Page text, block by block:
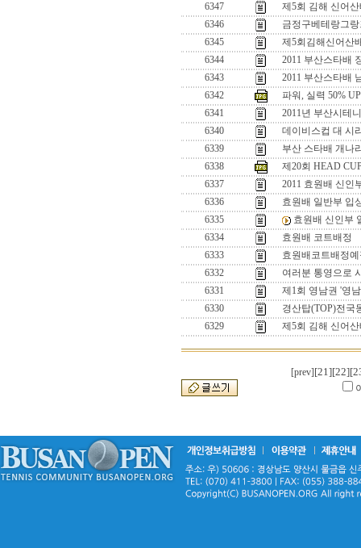
6347
제5회 김해 신어
6346
금정구베테랑그
6345
제5회김해신어산
6344
2011 부산스타배
6343
2011 부산스타배
6342
파워, 실력 50%
6341
2011년 부산시테
6340
데이비스컵 대 시
6339
부산 스타배 개나
6338
제20회 HEAD
6337
2011 효원배 신인
6336
효원배 일반부 입
6335
효원배 신인부
6334
효원배 코트배정
6333
효원배코트배정
6332
여러분 통영으로
6331
제1회 영남권 '영
6330
경산탑(TOP)전국
6329
제5회 김해 신어
[prev] [21][22]